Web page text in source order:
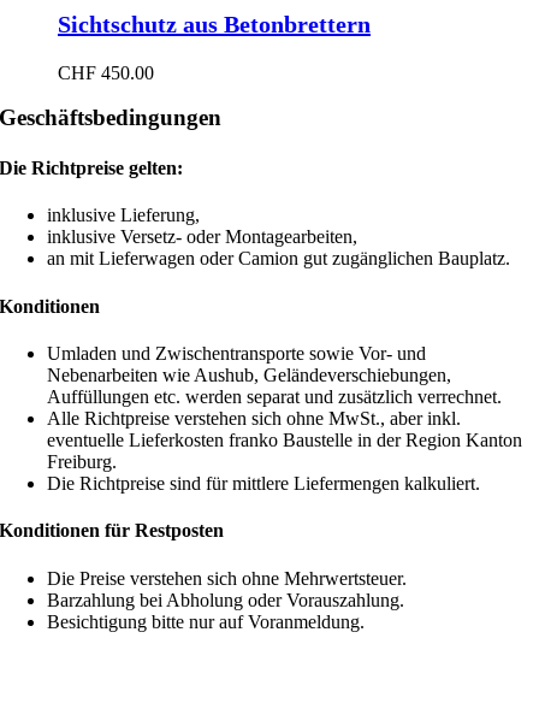
Sichtschutz aus Betonbrettern
CHF 450.00
Geschäftsbedingungen
Die Richtpreise gelten:
inklusive Lieferung,
inklusive Versetz- oder Montagearbeiten,
an mit Lieferwagen oder Camion gut zugänglichen Bauplatz.
Konditionen
Umladen und Zwischentransporte sowie Vor- und
Nebenarbeiten wie Aushub, Geländeverschiebungen,
Auffüllungen etc. werden separat und zusätzlich verrechnet.
Alle Richtpreise verstehen sich ohne MwSt., aber inkl.
eventuelle Lieferkosten franko Baustelle in der Region Kanton
Freiburg.
Die Richtpreise sind für mittlere Liefermengen kalkuliert.
Konditionen für Restposten
Die Preise verstehen sich ohne Mehrwertsteuer.
Barzahlung bei Abholung oder Vorauszahlung.
Besichtigung bitte nur auf Voranmeldung.